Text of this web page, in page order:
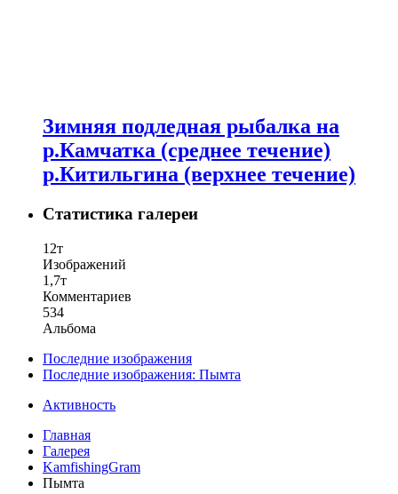
Зимняя подледная рыбалка на
р.Камчатка (среднее течение)
р.Китильгина (верхнее течение)
Статистика галереи
12т
Изображений
1,7т
Комментариев
534
Альбома
Последние изображения
Последние изображения: Пымта
Активность
Главная
Галерея
KamfishingGram
Пымта